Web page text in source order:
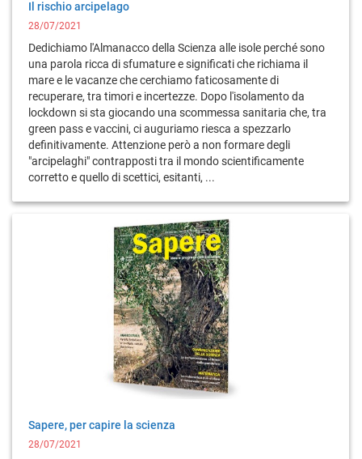
Il rischio arcipelago
28/07/2021
Dedichiamo l'Almanacco della Scienza alle isole perché sono
una parola ricca di sfumature e significati che richiama il
mare e le vacanze che cerchiamo faticosamente di
recuperare, tra timori e incertezze. Dopo l'isolamento da
lockdown si sta giocando una scommessa sanitaria che, tra
green pass e vaccini, ci auguriamo riesca a spezzarlo
definitivamente. Attenzione però a non formare degli
"arcipelaghi" contrapposti tra il mondo scientificamente
corretto e quello di scettici, esitanti, ...
Sapere, per capire la scienza
28/07/2021